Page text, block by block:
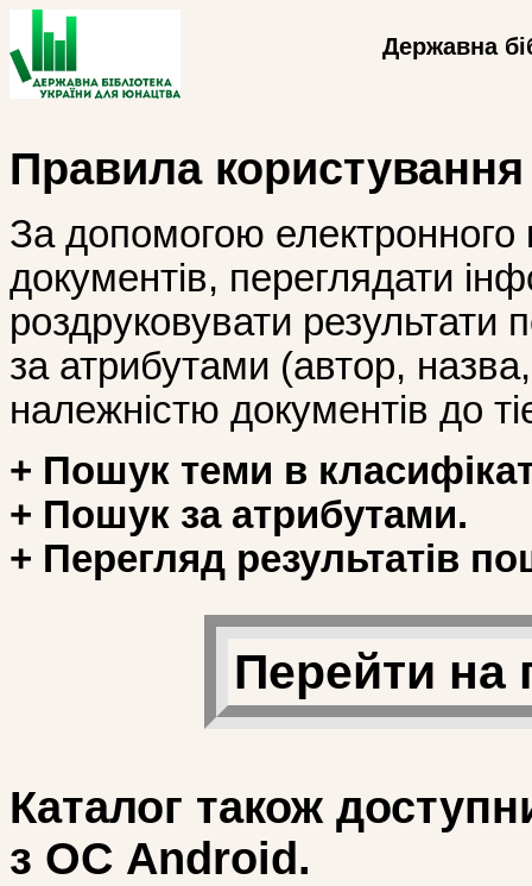
Державна
Правила
За допомогою
документів, переглядати
роздруковувати
за атрибутами (автор, назва,
належністю документів до
+ Пошук теми в
+ Пошук за атрибутами.
+ Перегляд результатів
Перейти на
Каталог також
з ОС Android.